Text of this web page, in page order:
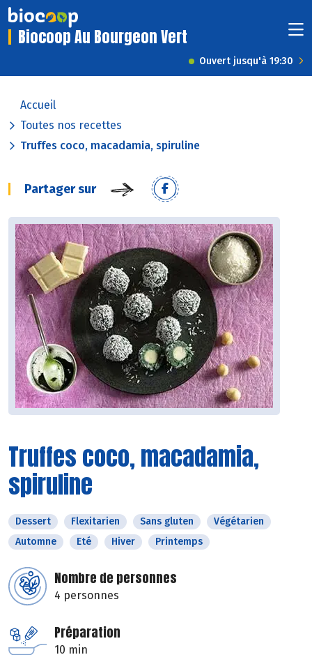
Biocoop Au Bourgeon Vert
Ouvert jusqu'à 19:30
Accueil
Toutes nos recettes
Truffes coco, macadamia, spiruline
Partager sur
Truffes coco, macadamia,
spiruline
Dessert Flexitarien Sans gluten
Végétarien
Automne
Eté Hiver Printemps
Nombre de personnes
4 personnes
Préparation
10 min